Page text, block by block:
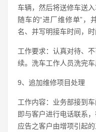
车辆，然后将送修车送
随车的“进厂维修单”，
名、并写明接车时间，时
工作要求：认真对待、
续。洗车工作人员洗完
9、追加维修项目处理
工作内容：业务部接到
即与客户进行电话联系
应告之客户由增项引起